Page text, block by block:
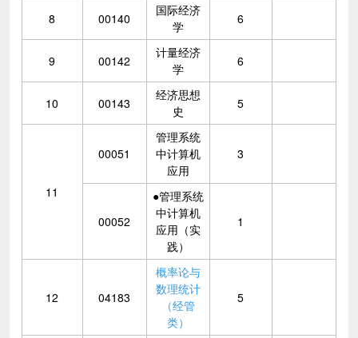
8 00140
国际经济
学
6
9 00142
计量经济
学
6
10 00143
经济思想
史
5
11
00051
管理系统
中计算机
应用
3
00052
●管理系统
中计算机
应用（实
践）
1
12 04183
概率论与
数理统计
（经管
类）
5